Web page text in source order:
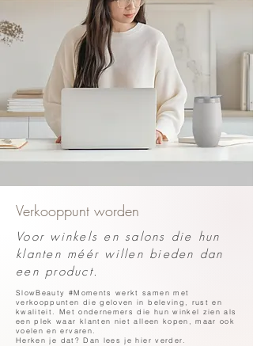
Verkooppunt worden
Voor winkels en salons die hun
klanten méér willen bieden dan
een product.
SlowBeauty #Moments werkt samen met
verkooppunten die geloven in beleving, rust en
kwaliteit. Met ondernemers die hun winkel zien als
een plek waar klanten niet alleen kopen, maar ook
voelen en ervaren.
Herken je dat? Dan lees je hier verder.